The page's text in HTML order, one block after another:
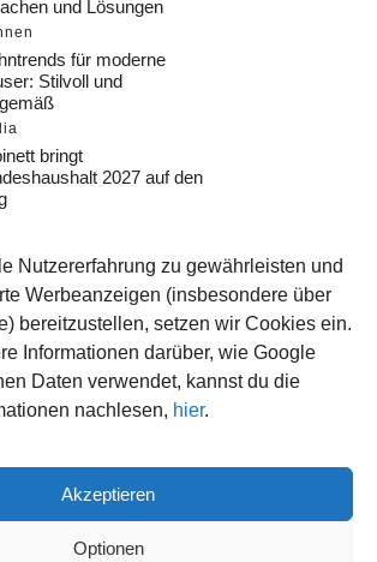
Nutzererfahrung zu gewährleisten und
Werbeanzeigen (insbesondere über
bereitzustellen, setzen wir Cookies ein.
Informationen darüber, wie Google
Daten verwendet, kannst du die
nachlesen, hier.
Akzeptieren
Optionen
und Lösungen
für moderne
Stilvoll und
bringt
2027 auf den
Prozesse
Rankinglogik
habe ich im moment
Internet?
© 2026 WISSEN123.DE
IMPRESSUM
DATENSCHUTZ